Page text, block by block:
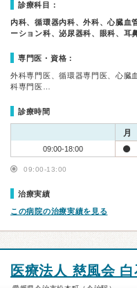
診療科目：
内科、循環器内科、外科、心臓血
ーション科、泌尿器科、眼科、耳
専門医・資格：
外科専門医、循環器専門医、心臓
科専門医…
診療時間
月
09:00-18:00
09:00-13:00
治療実績
この病院の治療実績を見る
医療法人 慈風会